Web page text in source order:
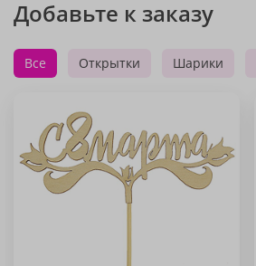
Добавьте к заказу
Все Открытки Шарики